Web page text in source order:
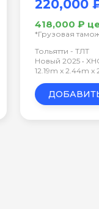
220,000
418,000 ₽
*Грузовая
Тольятти - ТЛТ
Новый 2025 •
12.19m x 2.44m x